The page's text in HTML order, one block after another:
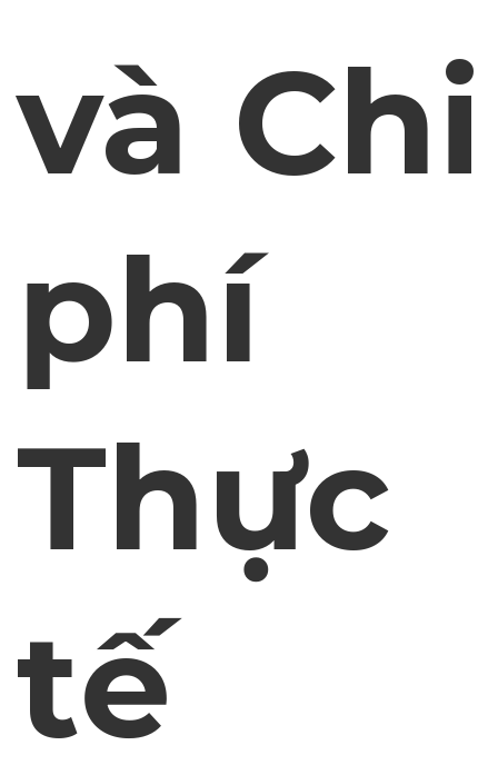
và Chi
phí
Thực
tế